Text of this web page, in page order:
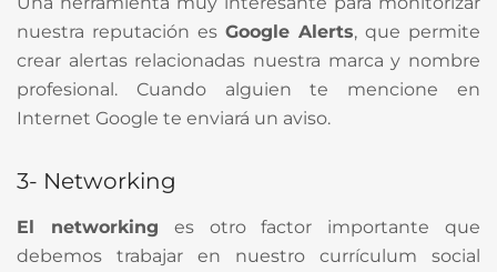
nuestra reputación es Google Alerts, que permite
crear alertas relacionadas nuestra marca y nombre
profesional. Cuando alguien te mencione en
Internet Google te enviará un aviso.
3- Networking
El networking es otro factor importante que
debemos trabajar en nuestro currículum social